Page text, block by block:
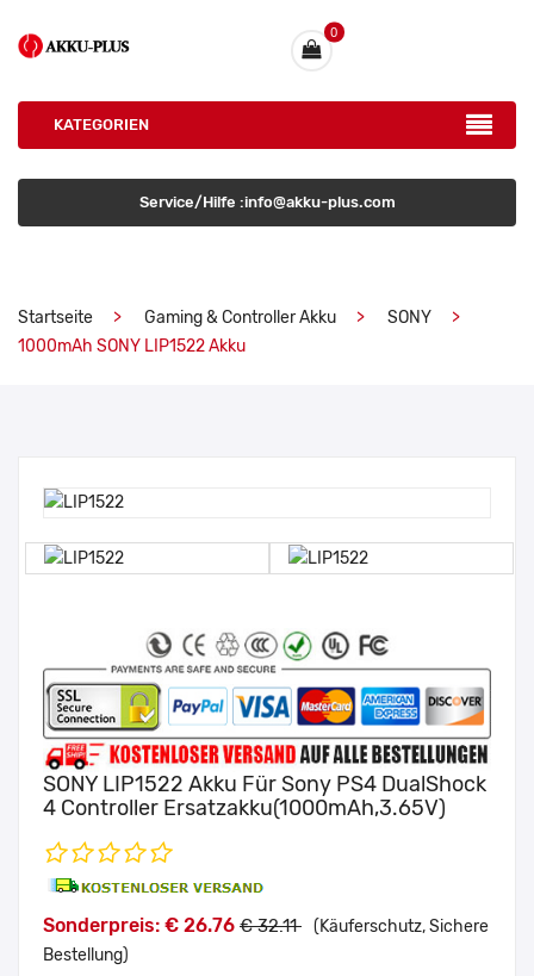
0
KATEGORIEN
Service/Hilfe :info@akku-plus.com
Startseite Gaming & Controller Akku
SONY
1000mAh SONY LIP1522 Akku
SONY LIP1522 Akku Für Sony PS4 DualShock
4 Controller Ersatzakku(1000mAh,3.65V)
Sonderpreis: € 26.76 € 32.11 (Käuferschutz, Sichere
Bestellung)